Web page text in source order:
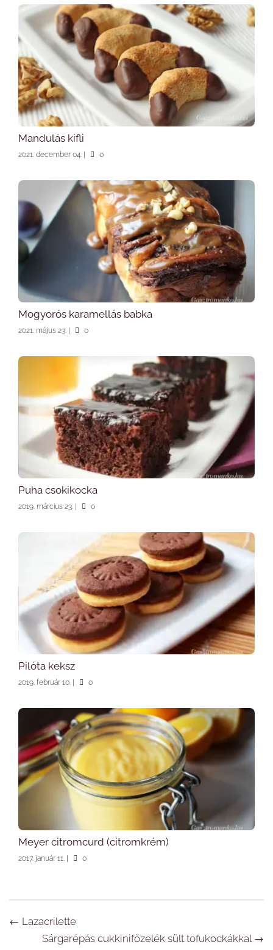
Mandulás kifli
2021. december 04. 0
Mogyorós karamellás babka
2021. május 23. 0
Puha csokikocka
2019. március 23. 0
Pilóta keksz
2019. február 10. 0
Meyer citromcurd (citromkrém)
2017. január 11. 0
Navigáció
← Lazacrilette
Sárgarépás cukkinifőzelék sült tofukockákkal →